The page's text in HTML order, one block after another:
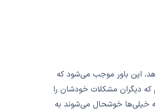
این باور موجب می‌شود که
که دیگران مشکلات خودشان را
که خیلی‌ها خوشحال مي‌شوند به